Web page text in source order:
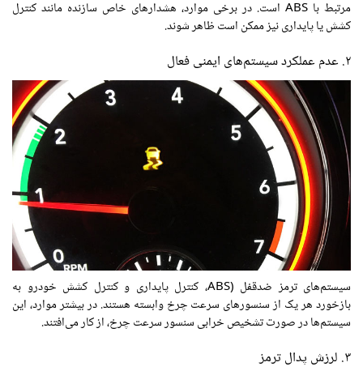
مرتبط با ABS است. در برخی موارد، هشدارهای خاص سازنده مانند کنترل
کشش یا پایداری نیز ممکن است ظاهر شوند.
۲. عدم عملکرد سیستم‌های ایمنی فعال
سیستم‌های ترمز ضدقفل (ABS، کنترل پایداری و کنترل کشش خودرو به
بازخورد هر یک از سنسورهای سرعت چرخ وابسته هستند. در بیشتر موارد، این
سیستم‌ها در صورت تشخیص خرابی سنسور سرعت چرخ، از کار می‌افتند.
۳. لرزش پدال ترمز